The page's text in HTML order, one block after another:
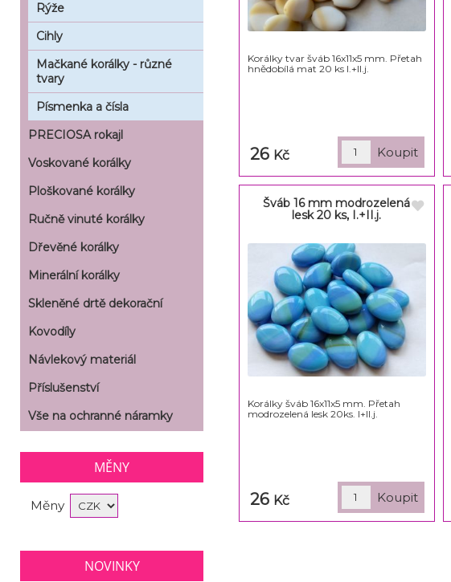
Korálky tvar šváb 16x11x5 mm. Přetah
hnědobílá mat 20 ks I.+II.j.
26 Kč
Šváb 16 mm modrozelená
lesk 20 ks, I.+II.j.
Korálky šváb 16x11x5 mm. Přetah
modrozelená lesk 20ks. I+II.j.
26 Kč
Rýže
Cihly
Mačkané korálky - různé
tvary
Písmenka a čísla
PRECIOSA rokajl
Voskované korálky
Ploškované korálky
Ručně vinuté korálky
Dřevěné korálky
Minerální korálky
Skleněné drtě dekorační
Kovodíly
Návlekový materiál
Příslušenství
Vše na ochranné náramky
MĚNY
Měny
NOVINKY